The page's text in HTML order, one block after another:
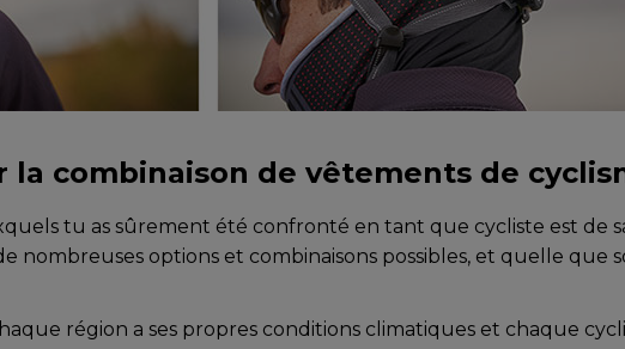
la combinaison de vêtements de
tu as sûrement été confronté en tant que cycliste est de
nombreuses options et combinaisons possibles, et quelle que
région a ses propres conditions climatiques et chaque